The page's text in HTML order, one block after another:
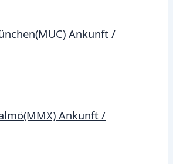
Ankunft /
Ankunft /